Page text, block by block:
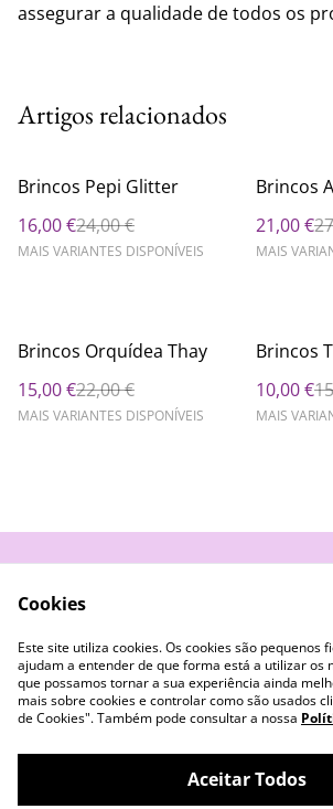
assegurar a qualidade de todos os
Artigos relacionados
%
Brincos Pepi Glitter
16,00 €24,00 €
MAIS VARIANTES DISPONÍVEIS
%
Brincos
21,00 €
MAIS
%
Brincos Orquídea Thay
15,00 €22,00 €
MAIS VARIANTES DISPONÍVEIS
%
Brincos
10,00 €
MAIS
Privacidade
Cookies
Cookies
Este site utiliza cookies. Os cookies são pequenos
ajudam a entender de que forma está a utilizar os
que possamos tornar a sua experiência ainda
mais sobre cookies e controlar como são usados
de Cookies". Também pode consultar a nossa
Aceitar Todos